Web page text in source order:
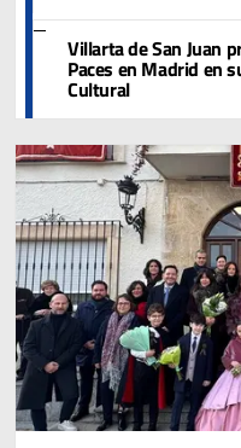
Villarta de San Juan
Paces en Madrid en
Cultural